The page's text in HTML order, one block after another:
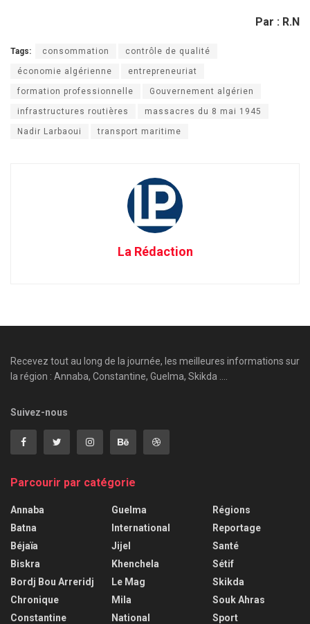
Par : R.N
Tags: consommation contrôle de qualité
économie algérienne entrepreneuriat
formation professionnelle Gouvernement algérien
infrastructures routières massacres du 8 mai 1945
Nadir Larbaoui transport maritime
La Rédaction
Recevez tout au long de la journée, les meilleures informations sur
la région : Annaba, Constantine, Guelma, Skikda ....
Suivez-nous
Parcourir par catégorie
Annaba
Batna
Béjaïa
Biskra
Bordj Bou Arreridj
Chronique
Constantine
Guelma
International
Jijel
Khenchela
Le Mag
Mila
National
Régions
Reportage
Santé
Sétif
Skikda
Souk Ahras
Sport